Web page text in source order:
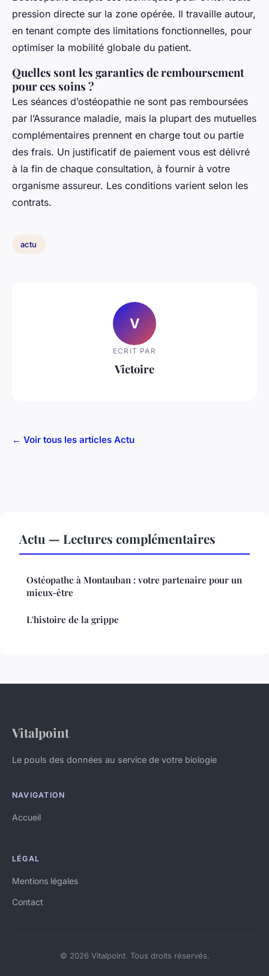
pression directe sur la zone opérée. Il travaille autour,
en tenant compte des limitations fonctionnelles, pour
optimiser la mobilité globale du patient.
Quelles sont les garanties de remboursement
pour ces soins ?
Les séances d’ostéopathie ne sont pas remboursées
par l’Assurance maladie, mais la plupart des mutuelles
complémentaires prennent en charge tout ou partie
des frais. Un justificatif de paiement vous est délivré
à la fin de chaque consultation, à fournir à votre
organisme assureur. Les conditions varient selon les
contrats.
actu
V
ECRIT PAR
Victoire
← Voir tous les articles Actu
Actu — Lectures complémentaires
Ostéopathe à Montauban : votre partenaire pour un
mieux-être
L'histoire de la grippe
Vitalpoint
Le pouls des données au service de votre biologie
NAVIGATION
Accueil
LÉGAL
Mentions légales
Contact
© 2026 Vitalpoint. Tous droits réservés.